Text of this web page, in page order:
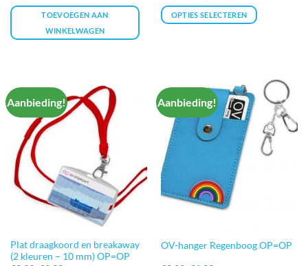
TOEVOEGEN AAN
WINKELWAGEN
tot
€5,49
OPTIES SELECTEREN
meerdere
variaties.
Deze
optie
kan
gekozen
worden
op
Aanbieding!
Plat draagkoord en breakaway
(2 kleuren – 10 mm) OP=OP
Aanbieding!
OV-hanger Regenboog OP=OP